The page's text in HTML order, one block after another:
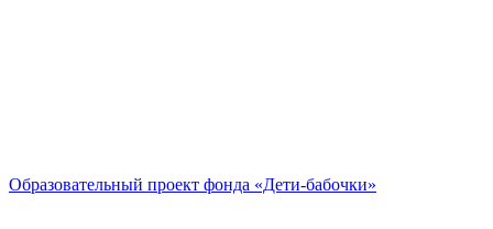
Образовательный проект фонда «Дети-бабочки»